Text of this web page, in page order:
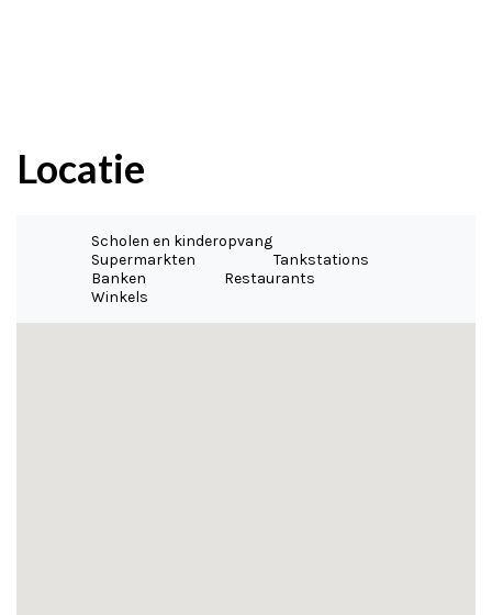
Locatie
Scholen en kinderopvang
Supermarkten
Tankstations
Banken
Restaurants
Winkels